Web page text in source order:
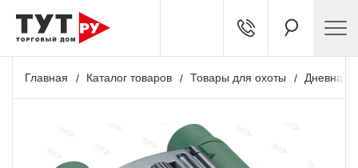
Главная Каталог товаров Товары для охоты Дневная